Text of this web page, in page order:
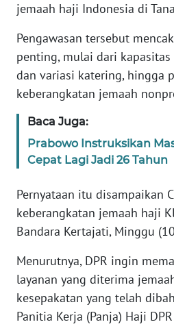
jemaah haji Indonesia di
Pengawasan tersebut
penting, mulai dari
dan variasi katering, hingga
keberangkatan jemaah
Baca Juga:
Prabowo Instruksikan
Cepat Lagi Jadi 26 Tahun
Pernyataan itu disampaikan
keberangkatan jemaah haji
Bandara Kertajati, Minggu
Menurutnya, DPR ingin
layanan yang diterima
kesepakatan yang telah
Panitia Kerja (Panja) Haji
INFO
IKLAN
TENTANG
PEDOMAN
MEDIA
REDAKSI
DISCLAIMER
Wahana